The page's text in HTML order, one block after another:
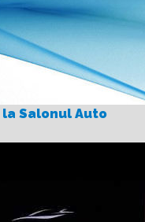
la Salonul Auto